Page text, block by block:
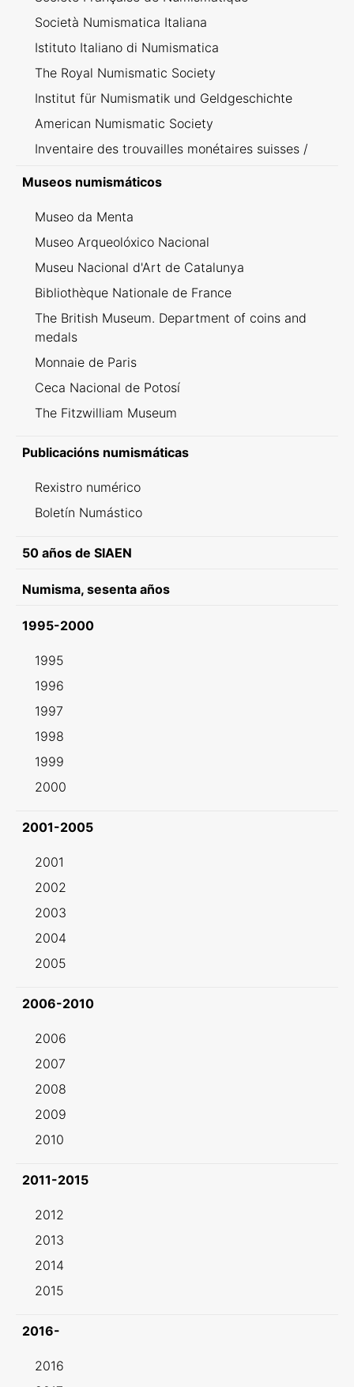
Società Numismatica Italiana
Istituto Italiano di Numismatica
The Royal Numismatic Society
Institut für Numismatik und Geldgeschichte
American Numismatic Society
Inventaire des trouvailles monétaires suisses /
Museos numismáticos
Museo da Menta
Museo Arqueolóxico Nacional
Museu Nacional d'Art de Catalunya
Bibliothèque Nationale de France
The British Museum. Department of coins and
medals
Monnaie de Paris
Ceca Nacional de Potosí
The Fitzwilliam Museum
Publicacións numismáticas
Rexistro numérico
Boletín Numástico
50 años de SIAEN
Numisma, sesenta años
1995-2000
1995
1996
1997
1998
1999
2000
2001-2005
2001
2002
2003
2004
2005
2006-2010
2006
2007
2008
2009
2010
2011-2015
2012
2013
2014
2015
2016-
2016